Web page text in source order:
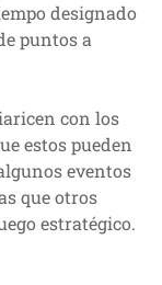
designado
puntos a
con los
estos pueden
eventos
que otros
estratégico.